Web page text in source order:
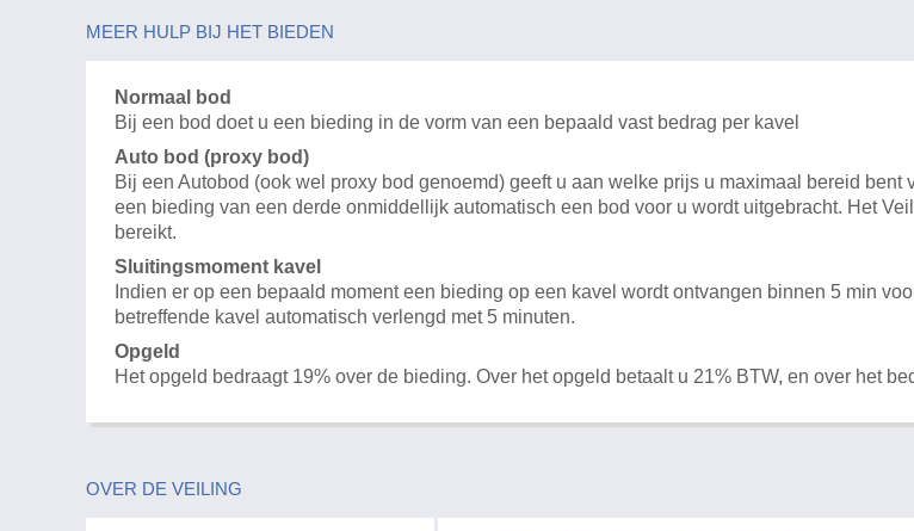
MEER HULP BIJ HET BIEDEN
Normaal bod
Bij een bod doet u een bieding in de vorm van een bepaald vast bedrag per kavel
Auto bod (proxy bod)
Bij een Autobod (ook wel proxy bod genoemd) geeft u aan welke prijs u maximaal bereid
een bieding van een derde onmiddellijk automatisch een bod voor u wordt uitgebracht. Het
bereikt.
Sluitingsmoment kavel
Indien er op een bepaald moment een bieding op een kavel wordt ontvangen binnen 5 min
betreffende kavel automatisch verlengd met 5 minuten.
Opgeld
Het opgeld bedraagt 19% over de bieding. Over het opgeld betaalt u 21% BTW, en over het
OVER DE VEILING